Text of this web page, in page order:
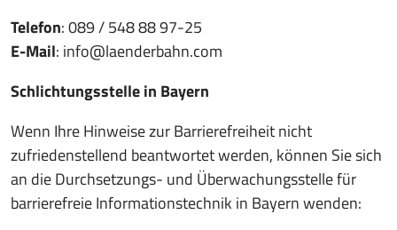
Telefon: 089 / 548 88 97-25
E-Mail: info@laenderbahn.com
Schlichtungsstelle in Bayern
Wenn Ihre Hinweise zur Barrierefreiheit nicht
zufriedenstellend beantwortet werden, können Sie sich
an die Durchsetzungs- und Überwachungsstelle für
barrierefreie Informationstechnik in Bayern wenden: